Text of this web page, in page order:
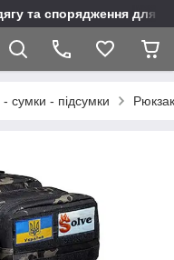
та спорядження для
сумки - підсумки